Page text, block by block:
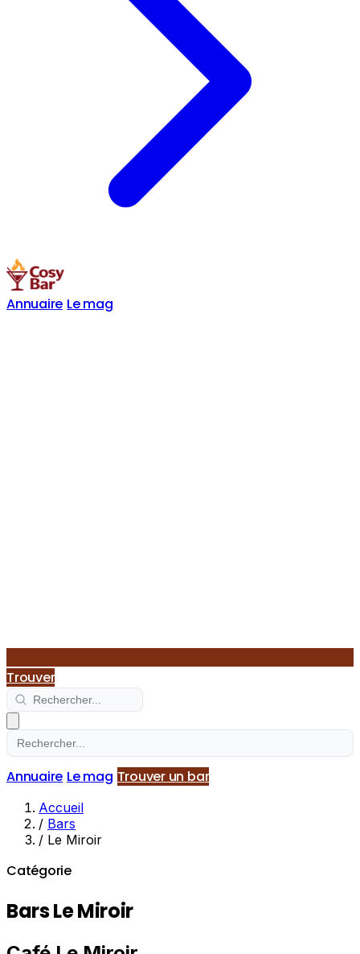
Annuaire Le mag
Trouver
Annuaire Le mag Trouver un bar
Accueil
/ Bars
/ Le Miroir
Catégorie
Bars Le Miroir